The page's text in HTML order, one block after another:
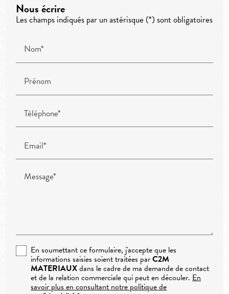
Nous écrire
Les champs indiqués par un astérisque (*) sont obligatoires
Nom*
Prénom
Téléphone*
Email*
Message*
En soumettant ce formulaire, j'accepte que les
informations saisies soient traitées parC2M
MATERIAUXdans le cadre de ma demande de contact
et de la relation commerciale qui peut en découler.En
savoir plus en consultant notre politique de